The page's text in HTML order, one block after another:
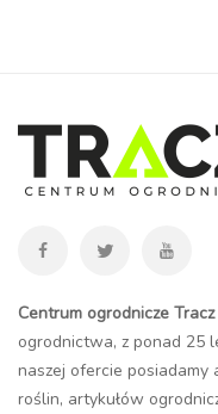
Centrum ogrodnicze Tracz
ogrodnictwa, z ponad 25
naszej ofercie posiadamy
roślin, artykułów